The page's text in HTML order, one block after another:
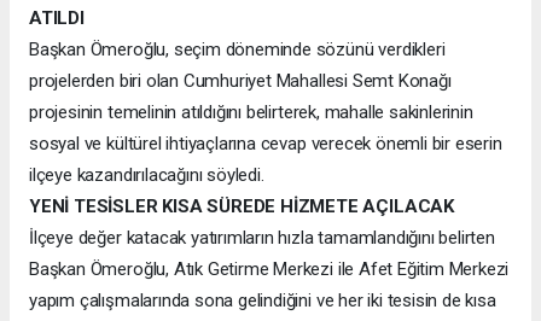
ATILDI
Başkan Ömeroğlu, seçim döneminde sözünü verdikleri
projelerden biri olan Cumhuriyet Mahallesi Semt Konağı
projesinin temelinin atıldığını belirterek, mahalle sakinlerinin
sosyal ve kültürel ihtiyaçlarına cevap verecek önemli bir eserin
ilçeye kazandırılacağını söyledi.
YENİ TESİSLER KISA SÜREDE HİZMETE AÇILACAK
İlçeye değer katacak yatırımların hızla tamamlandığını belirten
Başkan Ömeroğlu, Atık Getirme Merkezi ile Afet Eğitim Merkezi
yapım çalışmalarında sona gelindiğini ve her iki tesisin de kısa